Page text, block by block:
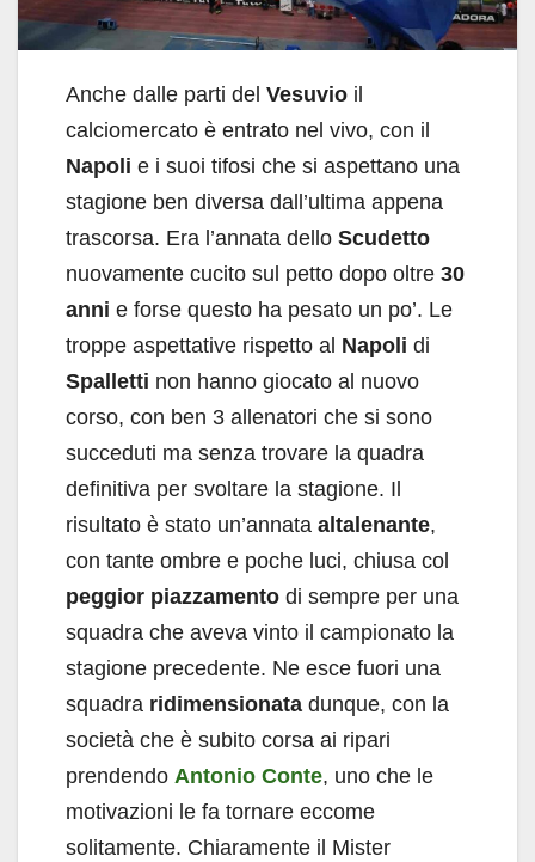
Anche dalle parti del Vesuvio il
calciomercato è entrato nel vivo, con il
Napoli e i suoi tifosi che si aspettano una
stagione ben diversa dall’ultima appena
trascorsa. Era l’annata dello Scudetto
nuovamente cucito sul petto dopo oltre 30
anni e forse questo ha pesato un po’. Le
troppe aspettative rispetto al Napoli di
Spalletti non hanno giocato al nuovo
corso, con ben 3 allenatori che si sono
succeduti ma senza trovare la quadra
definitiva per svoltare la stagione. Il
risultato è stato un’annata altalenante,
con tante ombre e poche luci, chiusa col
peggior piazzamento di sempre per una
squadra che aveva vinto il campionato la
stagione precedente. Ne esce fuori una
squadra ridimensionata dunque, con la
società che è subito corsa ai ripari
prendendo Antonio Conte, uno che le
motivazioni le fa tornare eccome
solitamente. Chiaramente il Mister